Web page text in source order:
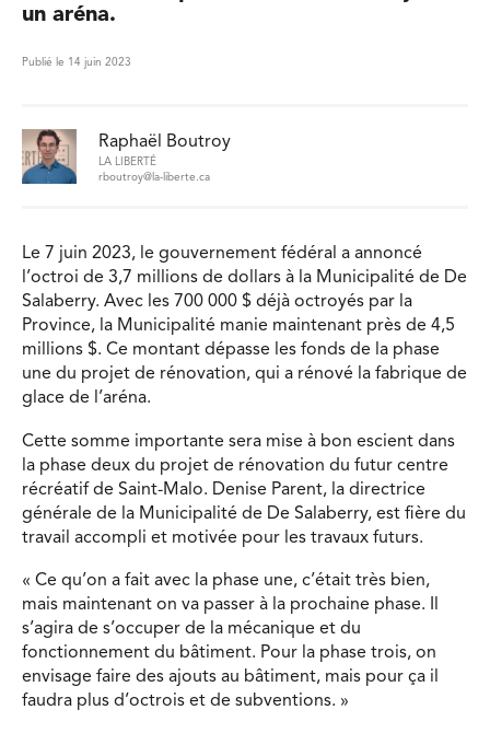
un aréna.
Publié le 14 juin 2023
Raphaël Boutroy
LA LIBERTÉ
rboutroy@la-liberte.ca
Le 7 juin 2023, le gouvernement fédéral a annoncé
l’octroi de 3,7 millions de dollars à la Municipalité de De
Salaberry. Avec les 700 000 $ déjà octroyés par la
Province, la Municipalité manie maintenant près de 4,5
millions $. Ce montant dépasse les fonds de la phase
une du projet de rénovation, qui a rénové la fabrique de
glace de l’aréna.
Cette somme importante sera mise à bon escient dans
la phase deux du projet de rénovation du futur centre
récréatif de Saint-Malo. Denise Parent, la directrice
générale de la Municipalité de De Salaberry, est fière du
travail accompli et motivée pour les travaux futurs.
« Ce qu’on a fait avec la phase une, c’était très bien,
mais maintenant on va passer à la prochaine phase. Il
s’agira de s’occuper de la mécanique et du
fonctionnement du bâtiment. Pour la phase trois, on
envisage faire des ajouts au bâtiment, mais pour ça il
faudra plus d’octrois et de subventions. »